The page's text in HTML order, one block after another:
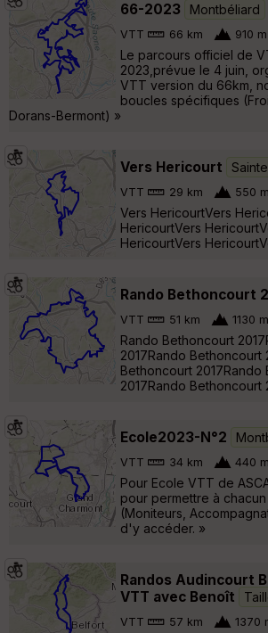
66-2023 Montbéliard
VTT 66 km 910 m
Le parcours officiel de
2023,prévue le 4 juin,
VTT version du 66km,
boucles spécifiques
Dorans-Bermont) »
Vers Hericourt
VTT 29 km 550 m
Vers HericourtVers
HericourtVers
HericourtVers
Rando Bethoncourt
VTT 51 km 1130 m
Rando Bethoncourt
2017Rando Bethoncourt
Bethoncourt 2017Rando
2017Rando Bethoncourt
Ecole2023-N°2
VTT 34 km 440 m
Pour Ecole VTT de
pour permettre à
(Moniteurs,
d'y accéder. »
Randos Audincourt
VTT avec Benoît
VTT 57 km 1370